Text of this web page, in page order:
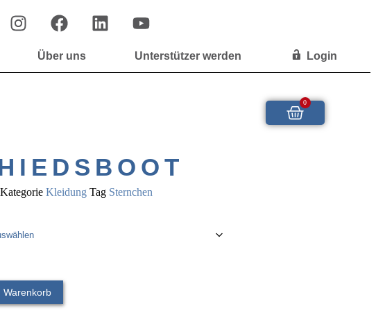
Über uns Unterstützer werden Login
0
Kategorie Kleidung Tag Sternchen
Warenkorb